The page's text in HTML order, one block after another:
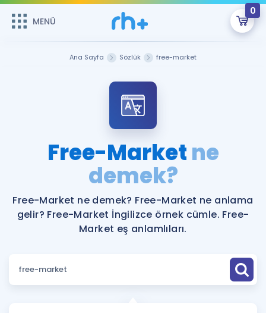
MENÜ
0
Şifremi Hatırlamıyorum
Sepetin Şu An Boş.
Remzi Hoca ile seni sınava hazırlayacak onlarca eğitim seni
bekliyor!
MENÜ
Katılımcı Görüşleri
Faydalı Araçlar
Ücretsiz Kaynaklar
İngilizce Gramer
Ana Sayfa Sözlük free-market
Free-Marketne
demek?
Free-Market ne demek? Free-Market ne anlama
gelir? Free-Market İngilizce örnek cümle. Free-
Market eş anlamlıları.